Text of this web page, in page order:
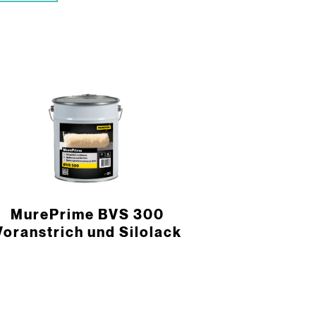
MurePrime BVS 300
und Silolack